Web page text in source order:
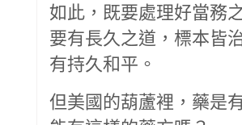
如此，既要處理好當務
要有長久之道，標本皆
有持久和平。
但美國的葫蘆裡，藥是